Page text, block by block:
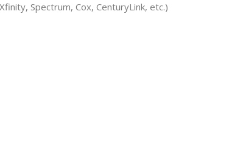
Spectrum, Cox, CenturyLink, etc.)